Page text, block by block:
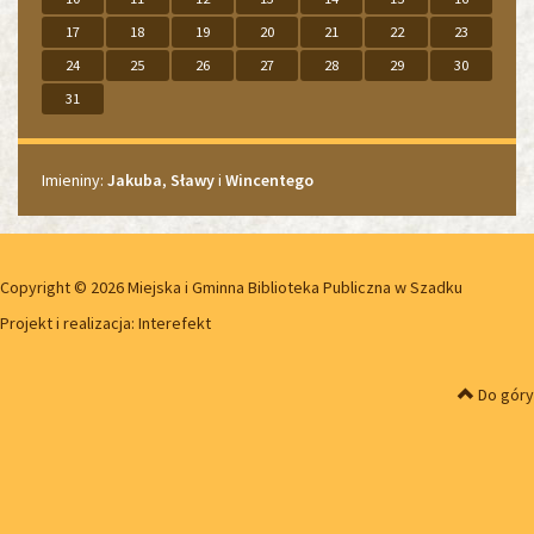
17
18 19 20 21 22
23
24
25 26 27 28 29
30
31
Imieniny
Imieniny: Jakuba, Sławyi Wincentego
Copyright © 2026 Miejska i Gminna Biblioteka Publiczna w Szadku
Projekt i realizacja: Interefekt
Do góry